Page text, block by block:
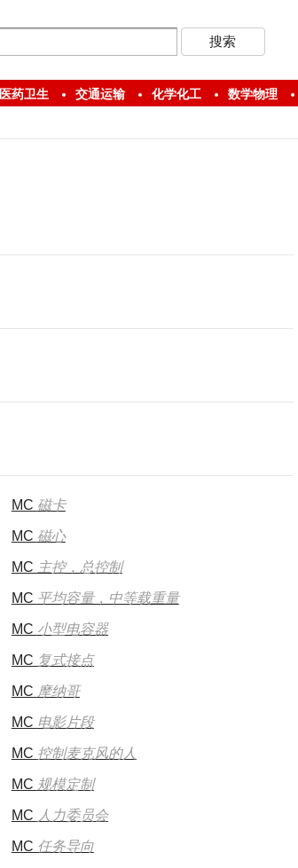
医药卫生 交通运输 化学化工 数学物理
MC 磁卡
MC 磁心
MC 主控，总控制
MC 平均容量，中等载重量
MC 小型电容器
MC 复式接点
MC 摩纳哥
MC 电影片段
MC 控制麦克风的人
MC 规模定制
MC 人力委员会
MC 任务导向